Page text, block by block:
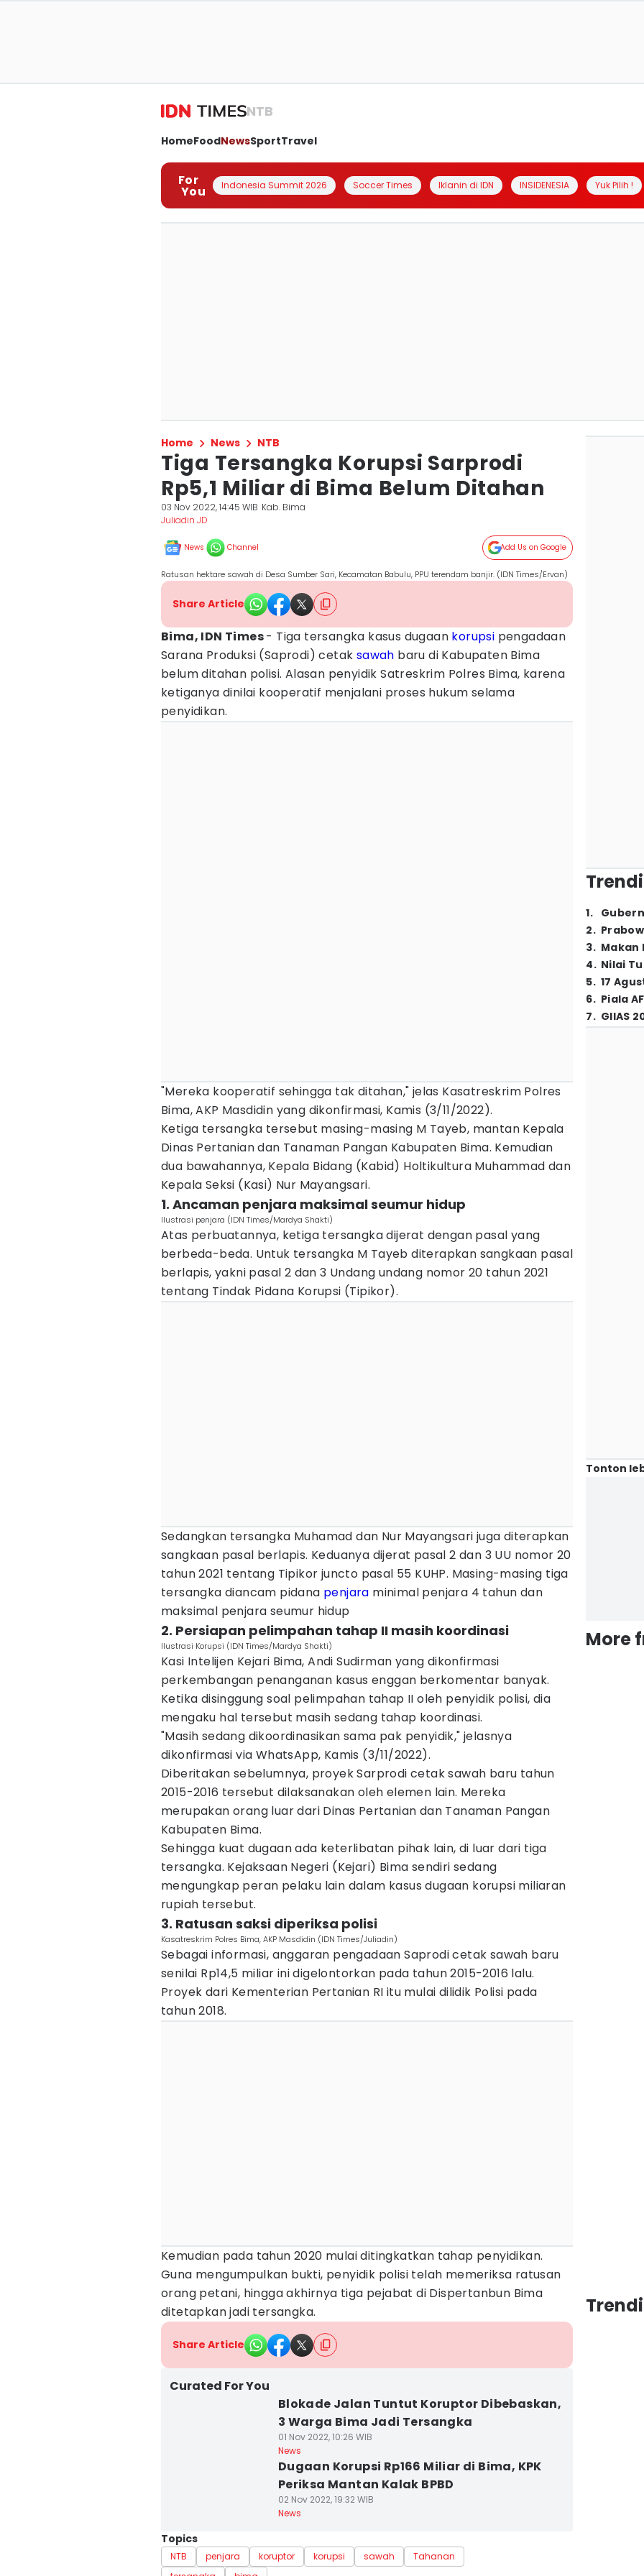
NTB
HomeFoodNewsSportTravel
For
You Indonesia Summit 2026 Soccer Times Iklanin di IDN INSIDENESIA Yuk Pilih !
Home News NTB
Tiga Tersangka Korupsi Sarprodi
Rp5,1 Miliar di Bima Belum Ditahan
03 Nov 2022, 14:45 WIB Kab. Bima
Juliadin JD
News Channel Add Us on Google
Ratusan hektare sawah di Desa Sumber Sari, Kecamatan Babulu, PPU terendam banjir. (IDN Times/Ervan)
Share Article
Bima, IDN Times- Tiga tersangka kasus dugaan korupsi pengadaan
Sarana Produksi (Saprodi) cetak sawah baru di Kabupaten Bima
belum ditahan polisi. Alasan penyidik Satreskrim Polres Bima, karena
ketiganya dinilai kooperatif menjalani proses hukum selama
penyidikan.
"Mereka kooperatif sehingga tak ditahan," jelas Kasatreskrim Polres
Bima, AKP Masdidin yang dikonfirmasi, Kamis (3/11/2022).
Ketiga tersangka tersebut masing-masing M Tayeb, mantan Kepala
Dinas Pertanian dan Tanaman Pangan Kabupaten Bima. Kemudian
dua bawahannya, Kepala Bidang (Kabid) Holtikultura Muhammad dan
Kepala Seksi (Kasi) Nur Mayangsari.
1. Ancaman penjara maksimal seumur hidup
Ilustrasi penjara (IDN Times/Mardya Shakti)
Atas perbuatannya, ketiga tersangka dijerat dengan pasal yang
berbeda-beda. Untuk tersangka M Tayeb diterapkan sangkaan pasal
berlapis, yakni pasal 2 dan 3 Undang undang nomor 20 tahun 2021
tentang Tindak Pidana Korupsi (Tipikor).
Sedangkan tersangka Muhamad dan Nur Mayangsari juga diterapkan
sangkaan pasal berlapis. Keduanya dijerat pasal 2 dan 3 UU nomor 20
tahun 2021 tentang Tipikor juncto pasal 55 KUHP. Masing-masing tiga
tersangka diancam pidana penjara minimal penjara 4 tahun dan
maksimal penjara seumur hidup
2. Persiapan pelimpahan tahap II masih koordinasi
Ilustrasi Korupsi (IDN Times/Mardya Shakti)
Kasi Intelijen Kejari Bima, Andi Sudirman yang dikonfirmasi
perkembangan penanganan kasus enggan berkomentar banyak.
Ketika disinggung soal pelimpahan tahap II oleh penyidik polisi, dia
mengaku hal tersebut masih sedang tahap koordinasi.
"Masih sedang dikoordinasikan sama pak penyidik," jelasnya
dikonfirmasi via WhatsApp, Kamis (3/11/2022).
Diberitakan sebelumnya, proyek Sarprodi cetak sawah baru tahun
2015-2016 tersebut dilaksanakan oleh elemen lain. Mereka
merupakan orang luar dari Dinas Pertanian dan Tanaman Pangan
Kabupaten Bima.
Sehingga kuat dugaan ada keterlibatan pihak lain, di luar dari tiga
tersangka. Kejaksaan Negeri (Kejari) Bima sendiri sedang
mengungkap peran pelaku lain dalam kasus dugaan korupsi miliaran
rupiah tersebut.
3. Ratusan saksi diperiksa polisi
Kasatreskrim Polres Bima, AKP Masdidin (IDN Times/Juliadin)
Sebagai informasi, anggaran pengadaan Saprodi cetak sawah baru
senilai Rp14,5 miliar ini digelontorkan pada tahun 2015-2016 lalu.
Proyek dari Kementerian Pertanian RI itu mulai dilidik Polisi pada
tahun 2018.
Kemudian pada tahun 2020 mulai ditingkatkan tahap penyidikan.
Guna mengumpulkan bukti, penyidik polisi telah memeriksa ratusan
orang petani, hingga akhirnya tiga pejabat di Dispertanbun Bima
ditetapkan jadi tersangka.
Share Article
Curated For You
Blokade Jalan Tuntut Koruptor Dibebaskan,
3 Warga Bima Jadi Tersangka
01 Nov 2022, 10:26 WIB
News
Dugaan Korupsi Rp166 Miliar di Bima, KPK
Periksa Mantan Kalak BPBD
02 Nov 2022, 19:32 WIB
News
Topics
NTB penjara koruptor korupsi sawah
Tahanan
1.
2.
3. Makan
4. Nilai
5. 17
6. Piala
7. GIIAS
Tonton
More